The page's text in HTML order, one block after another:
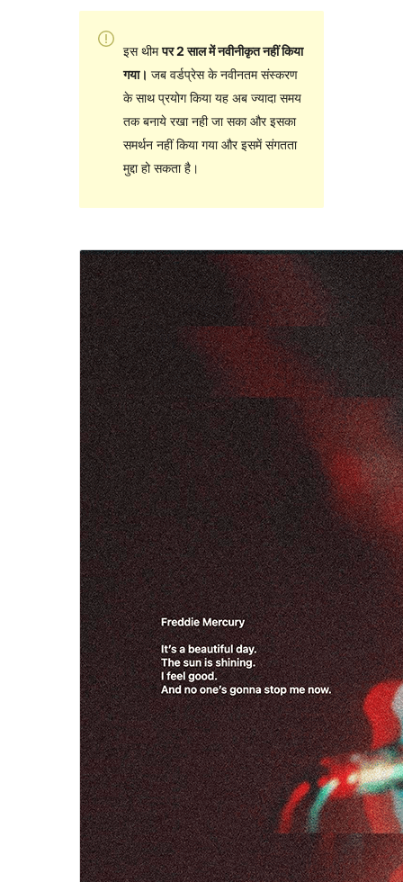
इस थीमपर 2 साल में नवीनीकृत नहीं किया
गया। जब वर्डप्रेस के नवीनतम संस्करण
के साथ प्रयोग किया यह अब ज्यादा समय
तक बनाये रखा नही जा सका और इसका
समर्थन नहीं किया गया और इसमें संगतता
मुद्दा हो सकता है।